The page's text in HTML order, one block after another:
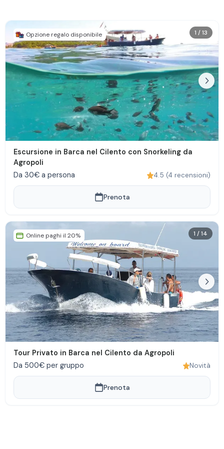
1 /13
Opzione regalo disponibile
Escursione in Barca nel Cilento con Snorkeling da
Agropoli
Da 30€ a persona
4.5 (4 recensioni)
Prenota
1 /14
Online paghi il 20%
Tour Privato in Barca nel Cilento da Agropoli
Da 500€ per gruppo
Novità
Prenota